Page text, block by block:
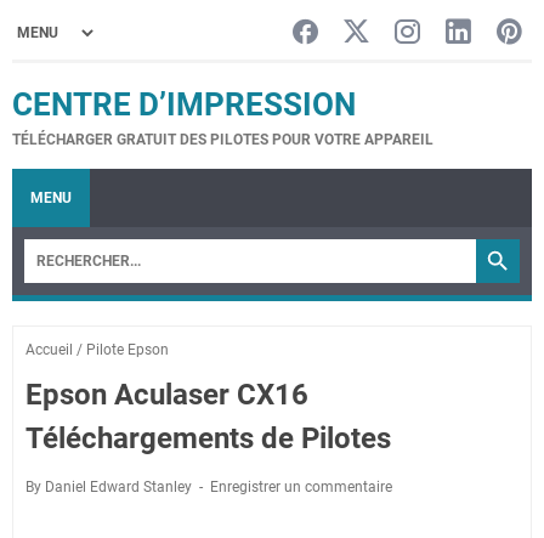
CENTRE D’IMPRESSION
TÉLÉCHARGER GRATUIT DES PILOTES POUR VOTRE APPAREIL
MENU
Accueil / Pilote Epson
Epson Aculaser CX16
Téléchargements de Pilotes
By Daniel Edward Stanley Enregistrer un commentaire